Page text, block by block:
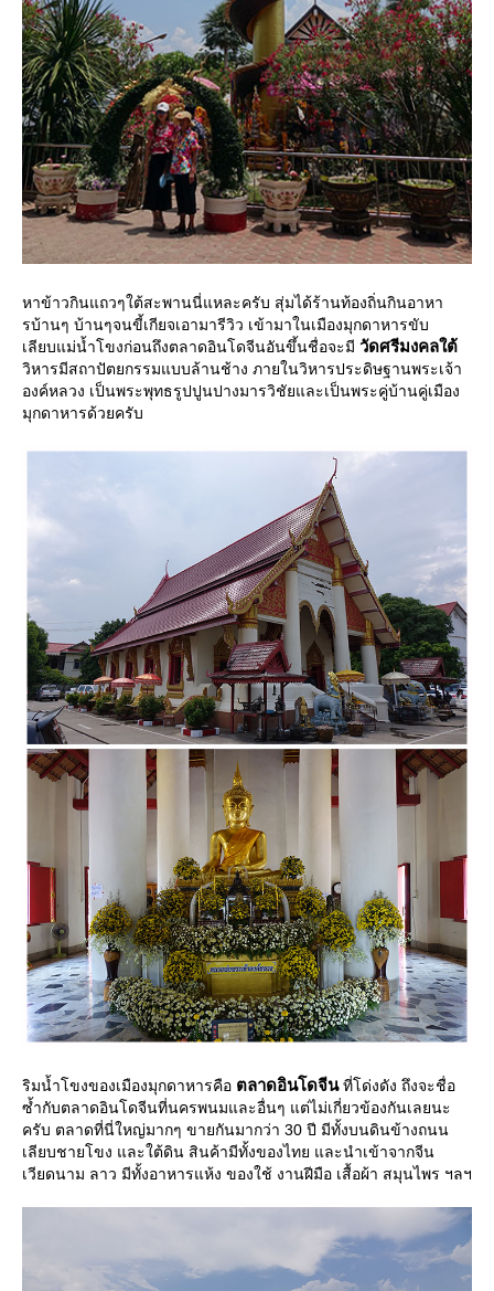
หาข้าวกินแถวๆใต้สะพานนี่แหละครับ สุ่มได้ร้านท้องถิ่นกินอาหา
รบ้านๆ บ้านๆจนขี้เกียจเอามารีวิว เข้ามาในเมืองมุกดาหารขับ
เลียบแม่น้ำโขงก่อนถึงตลาดอินโดจีนอันขึ้นชื่อจะมี วัดศรีมงคลใต้
วิหารมีสถาปัตยกรรมแบบล้านช้าง ภายในวิหารประดิษฐานพระเจ้า
องค์หลวง เป็นพระพุทธรูปปูนปางมารวิชัยและเป็นพระคู่บ้านคู่เมือง
มุกดาหารด้วยครับ
ริมน้ำโขงของเมืองมุกดาหารคือ ตลาดอินโดจีนที่โด่งดัง ถึงจะชื่อ
ซ้ำกับตลาดอินโดจีนที่นครพนมและอื่นๆ แต่ไม่เกี่ยวข้องกันเลยนะ
ครับ ตลาดที่นี่ใหญ่มากๆ ขายกันมากว่า 30 ปี มีทั้งบนดินข้างถนน
เลียบชายโขง และใต้ดิน สินค้ามีทั้งของไทย และนำเข้าจากจีน
เวียดนาม ลาว มีทั้งอาหารแห้ง ของใช้ งานฝีมือ เสื้อผ้า สมุนไพร ฯลฯ